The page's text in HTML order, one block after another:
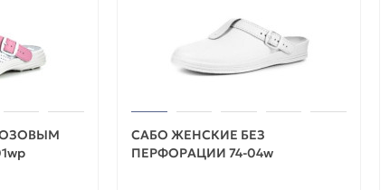
САБО ЖЕНСКИЕ БЕЗ
ПЕРФОРАЦИИ 74-04w